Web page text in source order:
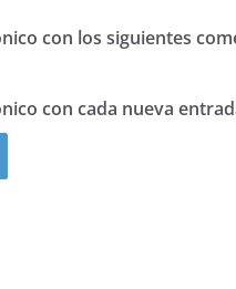
con los siguientes
con cada nueva